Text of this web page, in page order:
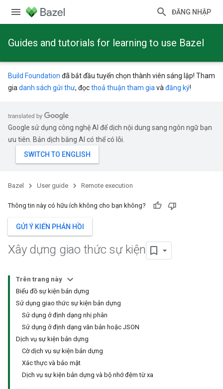
ĐĂNG NHẬP
Guides and tutorials for learning to use Bazel
Build Foundation đã bắt đầu tuyển chọn thành viên sáng lập! Tham
gia danh sách gửi thư, đọcthoả thuận tham gia và đăng ký!
Google sử dụng công nghệ AI để dịch nội dung sang ngôn ngữ bạn
ưu tiên. Bản dịch bằng AI có thể có lỗi.
Bazel User guide Remote execution
Thông tin này có hữu ích không cho bạn không?
GỬI Ý KIẾN PHẢN HỒI
Xây dựng giao thức sự kiện
Trên trang này
Biểu đồ sự kiện bản dựng
Sử dụng giao thức sự kiện bản dựng
Sử dụng ở định dạng nhị phân
Sử dụng ở định dạng văn bản hoặc JSON
Dịch vụ sự kiện bản dựng
Cờ dịch vụ sự kiện bản dựng
Xác thực và bảo mật
Dịch vụ sự kiện bản dựng và bộ nhớ đệm từ xa